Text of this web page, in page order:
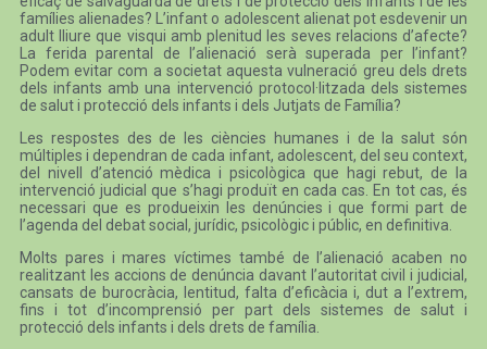
famílies alienades? L’infant o adolescent alienat pot esdevenir un
adult lliure que visqui amb plenitud les seves relacions d’afecte?
La ferida parental de l’alienació serà superada per l’infant?
Podem evitar com a societat aquesta vulneració greu dels drets
dels infants amb una intervenció protocol·litzada dels sistemes
de salut i protecció dels infants i dels Jutjats de Família?
Les respostes des de les ciències humanes i de la salut són
múltiples i dependran de cada infant, adolescent, del seu context,
del nivell d’atenció mèdica i psicològica que hagi rebut, de la
intervenció judicial que s’hagi produït en cada cas. En tot cas, és
necessari que es produeixin les denúncies i que formi part de
l’agenda del debat social, jurídic, psicològic i públic, en definitiva.
Molts pares i mares víctimes també de l’alienació acaben no
realitzant les accions de denúncia davant l’autoritat civil i judicial,
cansats de burocràcia, lentitud, falta d’eficàcia i, dut a l’extrem,
fins i tot d’incomprensió per part dels sistemes de salut i
protecció dels infants i dels drets de família.